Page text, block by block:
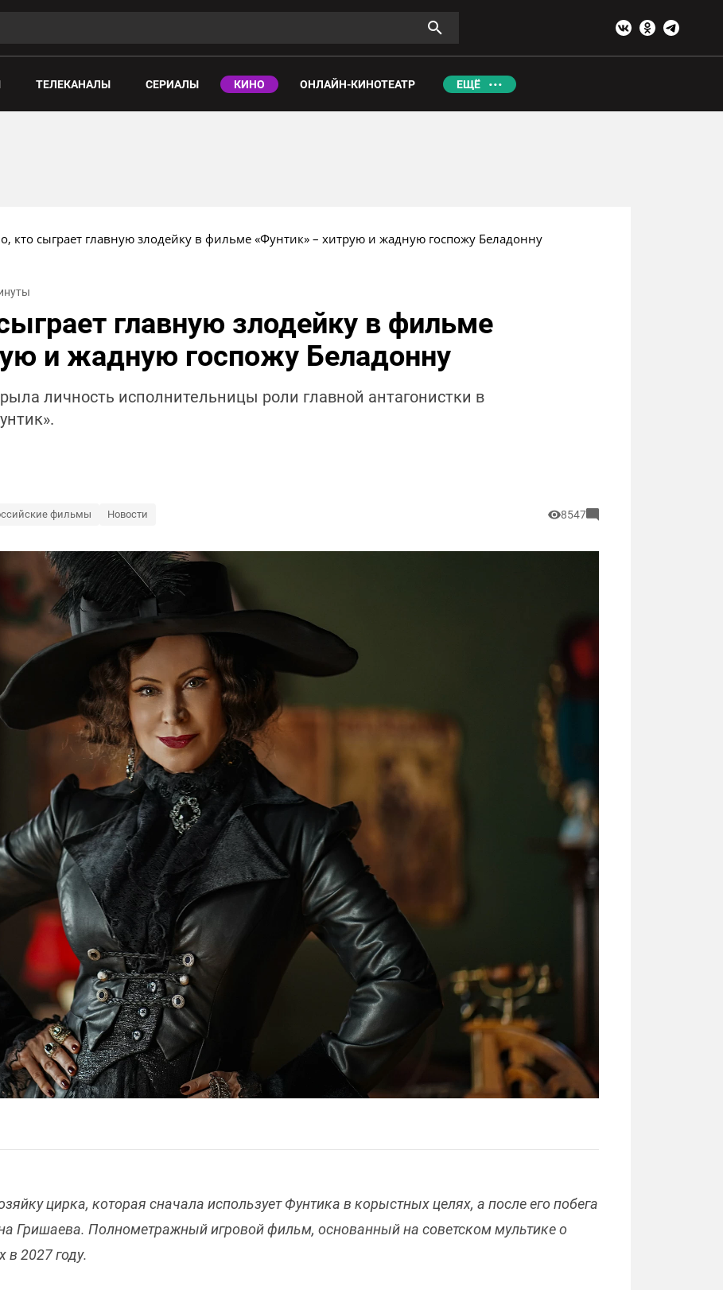
ТЕЛЕКАНАЛЫ СЕРИАЛЫ КИНО ОНЛАЙН-КИНОТЕАТР ЕЩЁ
кто сыграет главную злодейку в фильме «Фунтик» – хитрую и жадную госпожу Беладонну
главную злодейку в фильме
и жадную госпожу Беладонну
личность исполнительницы роли главной антагонистки в
фильмы Новости 8547
цирка, которая сначала использует Фунтика в корыстных целях, а после его побега
Гришаева. Полнометражный игровой фильм, основанный на советском мультике о
в 2027 году.